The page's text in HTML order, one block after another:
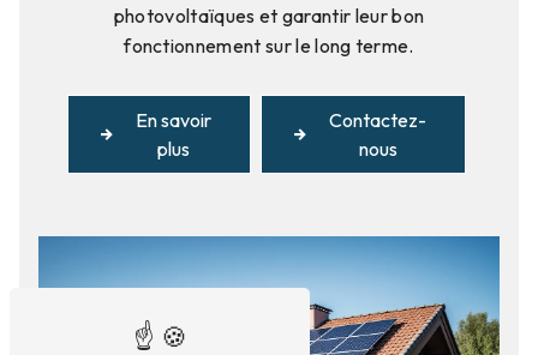
photovoltaïques et garantir leur bon
fonctionnement sur le long terme.
En savoir
plus
Contactez-
nous